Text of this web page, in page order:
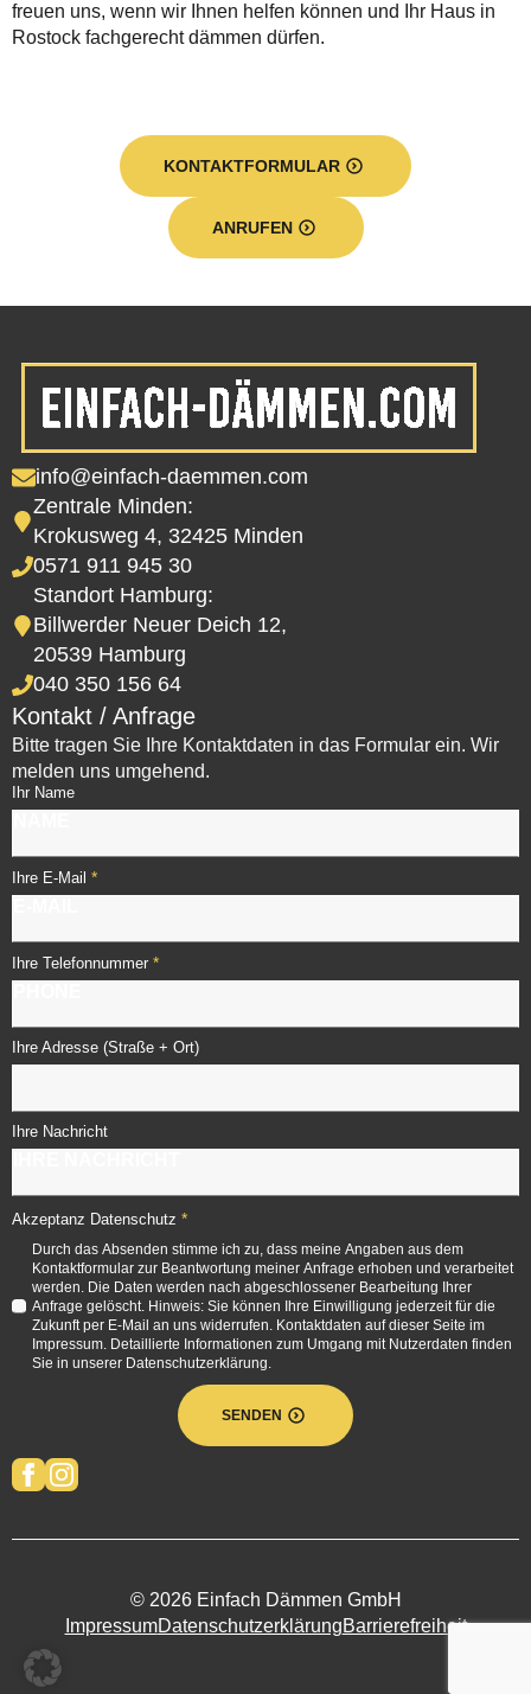
freuen uns, wenn wir Ihnen helfen können und Ihr Haus in
Rostock fachgerecht dämmen dürfen.
KONTAKTFORMULAR
ANRUFEN
info@einfach-daemmen.com
Zentrale Minden:
Krokusweg 4, 32425 Minden
0571 911 945 30
Standort Hamburg:
Billwerder Neuer Deich 12,
20539 Hamburg
040 350 156 64
Kontakt / Anfrage
Bitte tragen Sie Ihre Kontaktdaten in das Formular ein. Wir
melden uns umgehend.
Ihr Name
Ihre E-Mail *
Ihre Telefonnummer *
Ihre Adresse (Straße + Ort)
Ihre Nachricht
Akzeptanz Datenschutz *
Durch das Absenden stimme ich zu, dass meine Angaben aus dem
Kontaktformular zur Beantwortung meiner Anfrage erhoben und verarbeitet
werden. Die Daten werden nach abgeschlossener Bearbeitung Ihrer
Anfrage gelöscht. Hinweis: Sie können Ihre Einwilligung jederzeit für die
Zukunft per E-Mail an uns widerrufen. Kontaktdaten auf dieser Seite im
Impressum. Detaillierte Informationen zum Umgang mit Nutzerdaten finden
Sie in unserer Datenschutzerklärung.
SENDEN
© 2026 Einfach Dämmen GmbH
ImpressumDatenschutzerklärungBarrierefreiheit